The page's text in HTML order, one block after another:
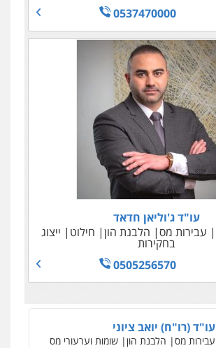
0537470000
עו"ד ג'וליאן חדאד
עבירות מס הלבנת הון חילוט ייצוג
בחקירות
0505256570
עו"ד (רו"ח) יואב ציוני
עבירות מס הלבנת הון שומות וערעורי מס